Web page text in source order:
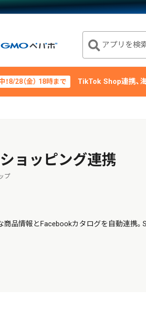
アプリを検
8/28（金） 18時まで TikTok Shop連携、
ョッピング連携
プ
品情報とFacebookカタログを自動連携。